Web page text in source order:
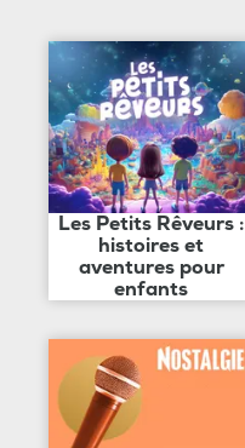
Les Petits Rêveurs :
histoires et
aventures pour
enfants